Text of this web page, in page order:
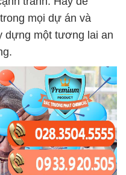
mọi dự án và
dựng một tương lai an